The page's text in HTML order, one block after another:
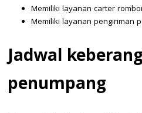
Memiliki layanan carter
Memiliki layanan pengiriman
Jadwal
penumpang